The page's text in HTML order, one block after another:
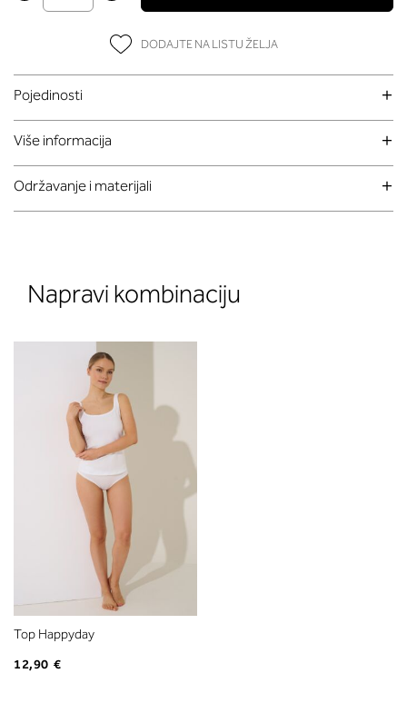
DODAJTE NA LISTU ŽELJA
Pojedinosti
Više informacija
Održavanje i materijali
Napravi kombinaciju
Top Happyday
12,90 €